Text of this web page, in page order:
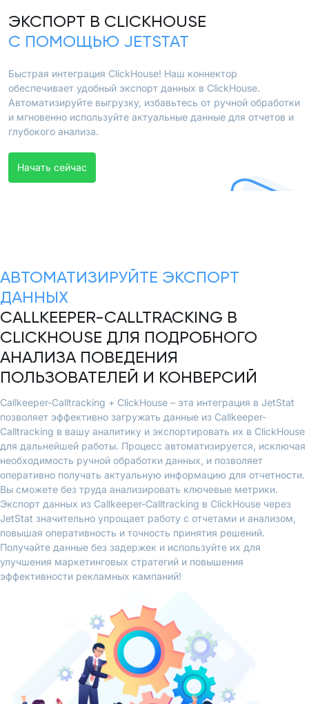
ЭКСПОРТ В CLICKHOUSE
С ПОМОЩЬЮ JETSTAT
Быстрая интеграция ClickHouse! Наш коннектор
обеспечивает удобный экспорт данных в ClickHouse.
Автоматизируйте выгрузку, избавьтесь от ручной обработки
и мгновенно используйте актуальные данные для отчетов и
глубокого анализа.
Начать сейчас
АВТОМАТИЗИРУЙТЕ ЭКСПОРТ
ДАННЫХ
CALLKEEPER-CALLTRACKING В
CLICKHOUSE ДЛЯ ПОДРОБНОГО
АНАЛИЗА ПОВЕДЕНИЯ
ПОЛЬЗОВАТЕЛЕЙ И КОНВЕРСИЙ
Callkeeper-Calltracking + ClickHouse – эта интеграция в JetStat
позволяет эффективно загружать данные из Callkeeper-
Calltracking в вашу аналитику и экспортировать их в ClickHouse
для дальнейшей работы. Процесс автоматизируется, исключая
необходимость ручной обработки данных, и позволяет
оперативно получать актуальную информацию для отчетности.
Вы сможете без труда анализировать ключевые метрики.
Экспорт данных из Callkeeper-Calltracking в ClickHouse через
JetStat значительно упрощает работу с отчетами и анализом,
повышая оперативность и точность принятия решений.
Получайте данные без задержек и используйте их для
улучшения маркетинговых стратегий и повышения
эффективности рекламных кампаний!